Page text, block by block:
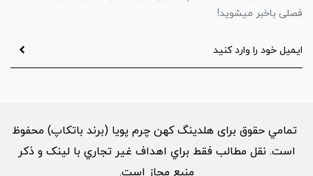
فصلی باخبر میشوید!
تمامي حقوق برای هلدینگ کهن چرم پویا (برند باتکاپ) محفوظ
است. نقل مطالب فقط براي اهداف غير تجاري با لینک و ذکر
منبع مجاز است.